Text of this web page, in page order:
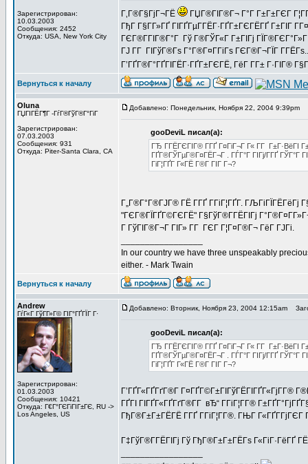
Зарегистрирован:
10.03.2003
Сообщения: 2452
Откуда: USA, New York City
Г‚Г®Г§ГјГ¬ГЁ
ГЏГ®ГІГ®Г¬ Г°Г Г±Г±ГЄГ
ГђГ Г§Г­Г»ГҐ ГІГҐГµГ­ГЁГ·ГҐГ±ГЄГЁГҐ Г±ГІГ
ГЄГ®Г­ГІГ®Г°Г Гў Г®ГЎГ«Г Г±ГІГј
ГЈ Г­Г ГІГўГ®Гѕ Г°Г®Г¤Г­ГіГѕ ГЄГ®Г¬ГЇГ
Г’ГҐГ®Г°ГҐГІГЁГ·ГҐГ±ГЄГЁ, ГёГ Г­Г± Г·ГІГ®
Вернуться к началу
Oluna
ГЏГІГЁГ¶Г -ГѓГ®ГўГ®Г°ГіГ­
Зарегистрирован:
07.03.2003
Сообщения: 931
Откуда: Piter-Santa Clara, CA
Добавлено: Понедельник, Ноября 22, 2004 9:39pm
gooDeviL писал(а):
ГЂ Г­ГЁГЄГІГ® Г­ГҐ Г¤ГіГ¬Г Г« Г­Г Г±Г·ВёГІ
ГҐГ®ГЎГµГ®Г¤ГЁГ¬Г . ГЃГ°Г ГІГј/Г­ГҐ
ГіГ¦ГҐГ­ Г«ГЁ Г®Г­ ГІГ Г¬?
Г„Г®Г°Г®ГЈГ® ГЁ Г­ГҐ Г­ГіГ¦ГҐГ­. ГЉГіГЇГЁГёГј
"ГЄГ®ГЇГҐГ©ГЄГЁ" Г§ГўГ®Г­ГЁГІГј
Г ГўГІГ®Г¬Г ГІГ» Г­Г ГЄГ Г¦Г¤Г®Г¬ ГёГ ГЈГі.
In our country we have three unspeakably
either. - Mark Twain
Вернуться к началу
Andrew
ГѓГ«Г ГўГ­Г»Г© ГІГ°ГҐГЇГ Г·
Зарегистрирован:
01.03.2003
Сообщения: 10421
Откуда: Г€Г°ГЄГіГІГ±ГЄ, RU ->
Los Angeles, US
Добавлено: Вторник, Ноября 23, 2004 12:15am
gooDeviL писал(а):
ГЂ Г­ГЁГЄГІГ® Г­ГҐ Г¤ГіГ¬Г Г« Г­Г Г±Г·ВёГІ
ГҐГ®ГЎГµГ®Г¤ГЁГ¬Г . ГЃГ°Г ГІГј/Г­ГҐ
ГіГ¦ГҐГ­ Г«ГЁ Г®Г­ ГІГ Г¬?
Г’ГҐГ«ГҐГґГ®Г­ Г¤ГҐГ©Г±ГІГўГЁГІГҐГ«ГјГ­Г®
ГҐГІ ГІГҐГ«ГҐГґГ®Г­Г вЂ“ Г­ГіГ¦Г­Г®
ГђГ®Г±Г±ГЁГЁ Г­ГҐ Г­ГіГ¦Г­Г®. ГЊГ Г«ГҐГ­ГјГЄГ
Г‡ГўГ®Г­ГЁГІГј Гў ГђГ®Г±Г±ГЁГѕ Г«ГіГ·ГёГҐ